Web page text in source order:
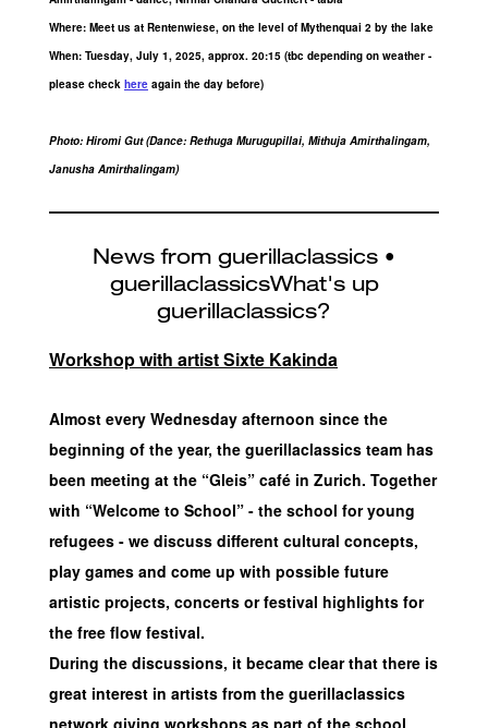
Where: Meet us at Rentenwiese, on the level of Mythenquai 2 by the lake
When: Tuesday, July 1, 2025, approx. 20:15 (tbc depending on weather -
please check here again the day before)
Photo: Hiromi Gut (Dance: Rethuga Murugupillai, Mithuja Amirthalingam,
Janusha Amirthalingam)
Workshop with artist Sixte Kakinda
Almost every Wednesday afternoon since the
beginning of the year, the guerillaclassics team has
been meeting at the “Gleis” café in Zurich. Together
with “Welcome to School” - the school for young
refugees - we discuss different cultural concepts,
play games and come up with possible future
artistic projects, concerts or festival highlights for
the free flow festival.
During the discussions, it became clear that there is
great interest in artists from the guerillaclassics
network giving workshops as part of the school